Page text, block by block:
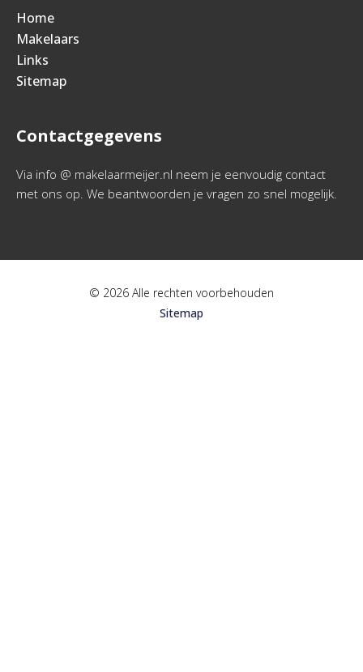
Home
Makelaars
Links
Sitemap
Contactgegevens
Via info @ makelaarmeijer.nl neem je eenvoudig contact
met ons op. We beantwoorden je vragen zo snel mogelijk.
© 2026 Alle rechten voorbehouden
Sitemap